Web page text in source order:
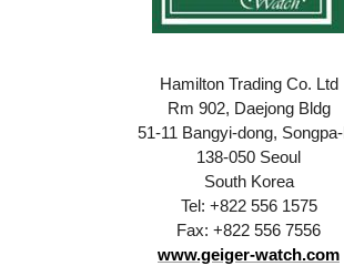
Hamilton Trading Co. Ltd
Rm 902, Daejong Bldg
51-11 Bangyi-dong,
138-050 Seoul
South Korea
Tel: +822 556 1575
Fax: +822 556 7556
www.geiger-watch.com